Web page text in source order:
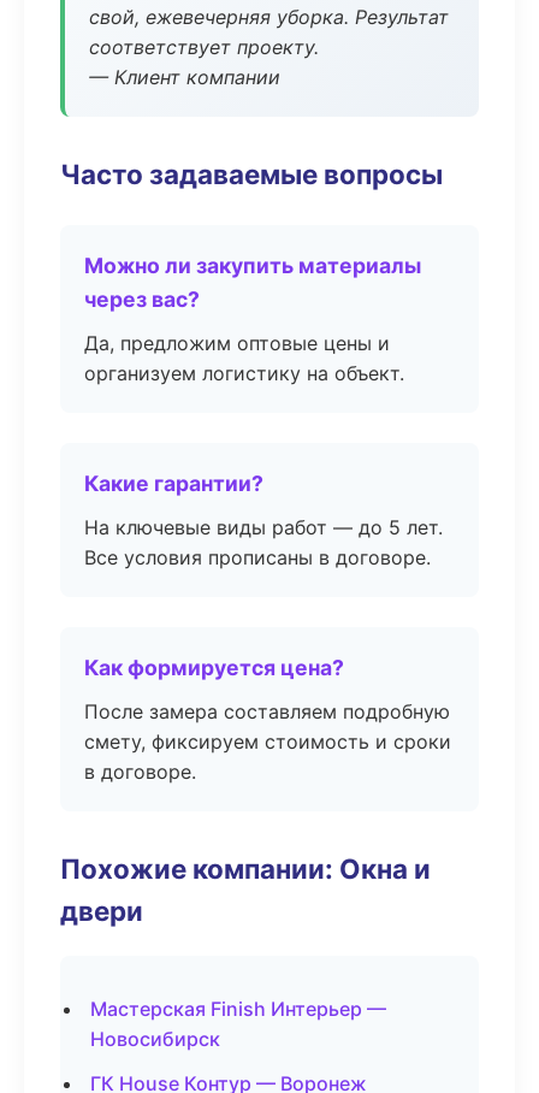
свой, ежевечерняя уборка. Результат
соответствует проекту.
— Клиент компании
Часто задаваемые вопросы
Можно ли закупить материалы
через вас?
Да, предложим оптовые цены и
организуем логистику на объект.
Какие гарантии?
На ключевые виды работ — до 5 лет.
Все условия прописаны в договоре.
Как формируется цена?
После замера составляем подробную
смету, фиксируем стоимость и сроки
в договоре.
Похожие компании: Окна и
двери
Мастерская Finish Интерьер —
Новосибирск
ГК House Контур — Воронеж